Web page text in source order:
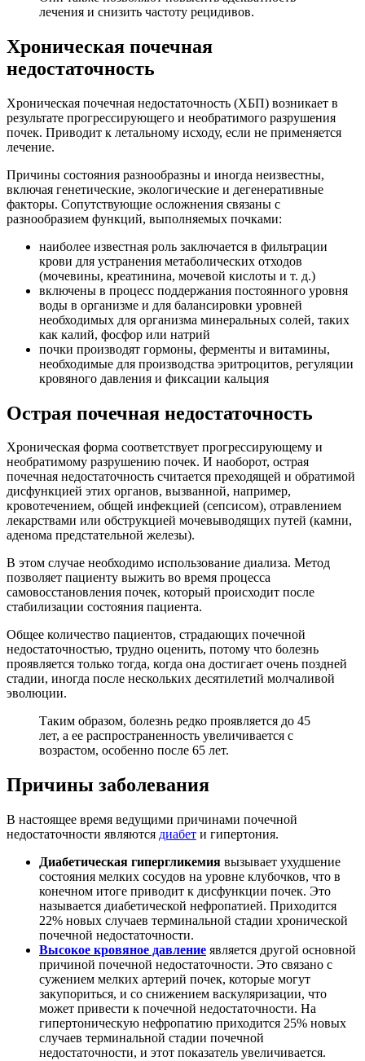
лечения и снизить частоту рецидивов.
Хроническая почечная
недостаточность
Хроническая почечная недостаточность (ХБП) возникает в
результате прогрессирующего и необратимого разрушения
почек. Приводит к летальному исходу, если не применяется
лечение.
Причины состояния разнообразны и иногда неизвестны,
включая генетические, экологические и дегенеративные
факторы. Сопутствующие осложнения связаны с
разнообразием функций, выполняемых почками:
наиболее известная роль заключается в фильтрации
крови для устранения метаболических отходов
(мочевины, креатинина, мочевой кислоты и т. д.)
включены в процесс поддержания постоянного уровня
воды в организме и для балансировки уровней
необходимых для организма минеральных солей, таких
как калий, фосфор или натрий
почки производят гормоны, ферменты и витамины,
необходимые для производства эритроцитов, регуляции
кровяного давления и фиксации кальция
Острая почечная недостаточность
Хроническая форма соответствует прогрессирующему и
необратимому разрушению почек. И наоборот, острая
почечная недостаточность считается преходящей и обратимой
дисфункцией этих органов, вызванной, например,
кровотечением, общей инфекцией (сепсисом), отравлением
лекарствами или обструкцией мочевыводящих путей (камни,
аденома предстательной железы).
В этом случае необходимо использование диализа. Метод
позволяет пациенту выжить во время процесса
самовосстановления почек, который происходит после
стабилизации состояния пациента.
Общее количество пациентов, страдающих почечной
недостаточностью, трудно оценить, потому что болезнь
проявляется только тогда, когда она достигает очень поздней
стадии, иногда после нескольких десятилетий молчаливой
эволюции.
Таким образом, болезнь редко проявляется до 45
лет, а ее распространенность увеличивается с
возрастом, особенно после 65 лет.
Причины заболевания
В настоящее время ведущими причинами почечной
недостаточности являются диабет и гипертония.
Диабетическая гипергликемия вызывает ухудшение
состояния мелких сосудов на уровне клубочков, что в
конечном итоге приводит к дисфункции почек. Это
называется диабетической нефропатией. Приходится
22% новых случаев терминальной стадии хронической
почечной недостаточности.
Высокое кровяное давление является другой основной
причиной почечной недостаточности. Это связано с
сужением мелких артерий почек, которые могут
закупориться, и со снижением васкуляризации, что
может привести к почечной недостаточности. На
гипертоническую нефропатию приходится 25% новых
случаев терминальной стадии почечной
недостаточности, и этот показатель увеличивается.